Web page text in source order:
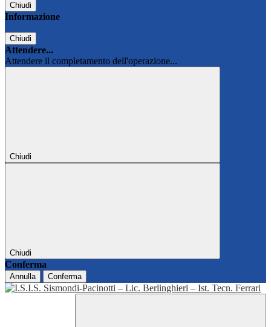
Chiudi
Informazione
Chiudi
Attendere...
Attendere il completamento dell'operazione...
Chiudi
Chiudi
Conferma
Annulla Conferma